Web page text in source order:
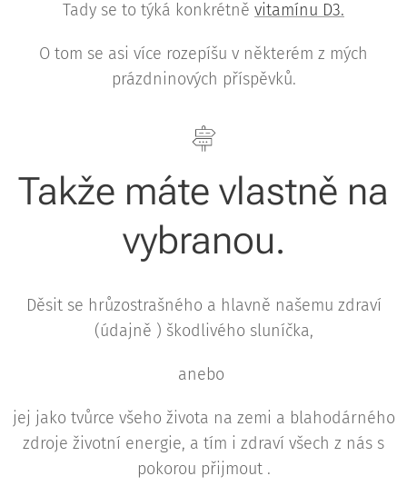
Tady se to týká konkrétně vitamínu D3.
O tom se asi více rozepíšu v některém z mých
prázdninových příspěvků.
Takže máte vlastně na
vybranou.
Děsit se hrůzostrašného a hlavně našemu zdraví
(údajně ) škodlivého sluníčka,
anebo
jej jako tvůrce všeho života na zemi a blahodárného
zdroje životní energie, a tím i zdraví všech z nás s
pokorou přijmout .